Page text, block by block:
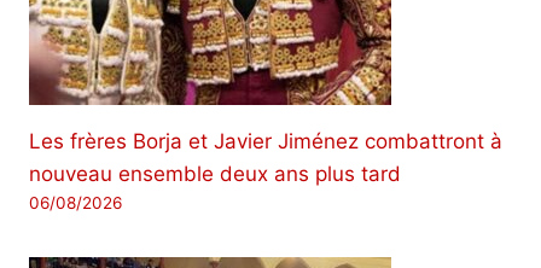
Les frères Borja et Javier Jiménez combattront à
nouveau ensemble deux ans plus tard
06/08/2026